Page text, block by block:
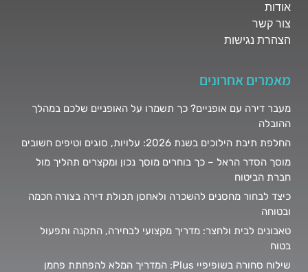
אודות
צור קשר
הצהרת נגישות
מאמרים אחרונים
מעבר דירה עם אופניים? כך תשמרו על האופניים שלכם במהלך
ההובלה
החלפת תיבת הילוכים בשנת 2026: עלויות, סוגים וטיפים חשובים
מוסך הסדר הראל – כך בוחרים מוסך נכון ומקצרים תהליך מול
חברת הביטוח
כיצד לבחור מחסנים להשכרה ולאחסן תכולת דירה בצורה חכמה
ובטוחה
טאבונים לבית ולחצר: מדריך מקצועי לבחירה, התקנה ותפעול
בטוח
שילוח סחורה בשופיפיי Plus: המדריך המלא להפחתת פחמן